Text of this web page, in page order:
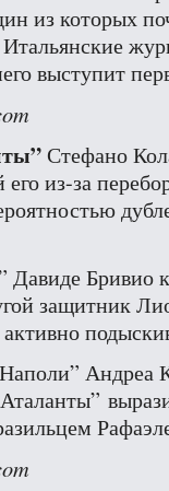
из которых
выступит
Стефано
из-за
Бривио
защитник
активно
Андреа